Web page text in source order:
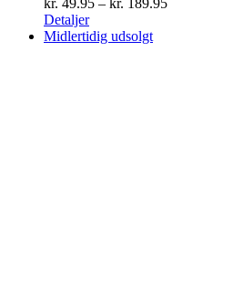
kr. 49.95 – kr. 189.95
Detaljer
Midlertidig udsolgt